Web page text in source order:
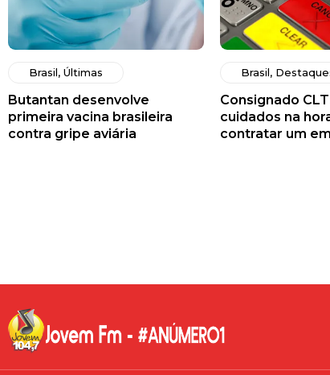
Brasil, Últimas
Butantan desenvolve
primeira vacina brasileira
contra gripe aviária
Brasil,
Consignado
cuidados na
contratar um